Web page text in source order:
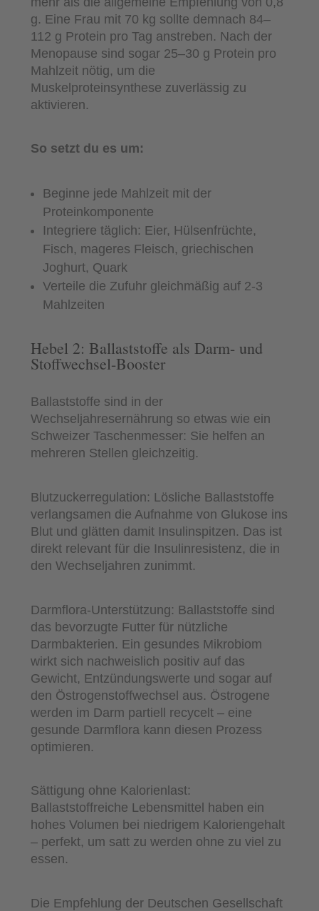
g. Eine Frau mit 70 kg sollte demnach 84–
112 g Protein pro Tag anstreben. Nach der
Menopause sind sogar 25–30 g Protein pro
Mahlzeit nötig, um die
Muskelproteinsynthese zuverlässig zu
aktivieren.
So setzt du es um:
Beginne jede Mahlzeit mit der
Proteinkomponente
Integriere täglich: Eier, Hülsenfrüchte,
Fisch, mageres Fleisch, griechischen
Joghurt, Quark
Verteile die Zufuhr gleichmäßig auf 2-3
Mahlzeiten
Hebel 2: Ballaststoffe als Darm- und
Stoffwechsel-Booster
Ballaststoffe sind in der
Wechseljahresernährung so etwas wie ein
Schweizer Taschenmesser: Sie helfen an
mehreren Stellen gleichzeitig.
Blutzuckerregulation: Lösliche Ballaststoffe
verlangsamen die Aufnahme von Glukose ins
Blut und glätten damit Insulinspitzen. Das ist
direkt relevant für die Insulinresistenz, die in
den Wechseljahren zunimmt.
Darmflora-Unterstützung: Ballaststoffe sind
das bevorzugte Futter für nützliche
Darmbakterien. Ein gesundes Mikrobiom
wirkt sich nachweislich positiv auf das
Gewicht, Entzündungswerte und sogar auf
den Östrogenstoffwechsel aus. Östrogene
werden im Darm partiell recycelt – eine
gesunde Darmflora kann diesen Prozess
optimieren.
Sättigung ohne Kalorienlast:
Ballaststoffreiche Lebensmittel haben ein
hohes Volumen bei niedrigem Kaloriengehalt
– perfekt, um satt zu werden ohne zu viel zu
essen.
Die Empfehlung der Deutschen Gesellschaft